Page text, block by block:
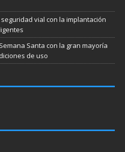
vial con la implantación
Santa con la gran mayoría
de uso